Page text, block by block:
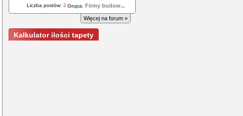
Liczba postów: 2 Grupa: Firmy budow...
Więcej na forum »
Kalkulator ilości tapety